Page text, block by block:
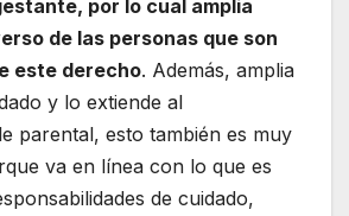
por lo cual amplia
de las personas que son
este derecho. Además, amplia
y lo extiende al
parental, esto también es muy
va en línea con lo que es
de cuidado,